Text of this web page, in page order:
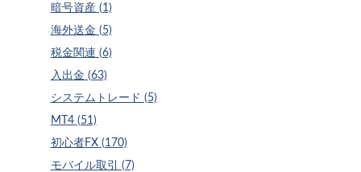
暗号資産 (1)
海外送金 (5)
税金関連 (6)
入出金 (63)
システムトレード (5)
MT4 (51)
初心者FX (170)
モバイル取引 (7)